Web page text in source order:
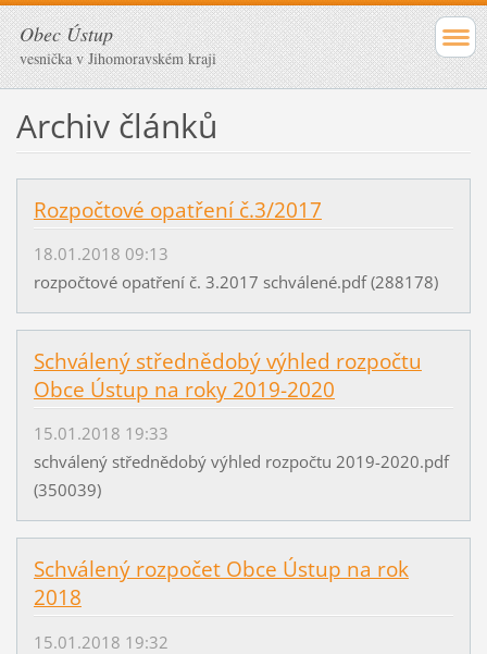
Obec Ústup
vesnička v Jihomoravském kraji
Archiv článků
Rozpočtové opatření č.3/2017
18.01.2018 09:13
rozpočtové opatření č. 3.2017 schválené.pdf (288178)
Schválený střednědobý výhled rozpočtu
Obce Ústup na roky 2019-2020
15.01.2018 19:33
schválený střednědobý výhled rozpočtu 2019-2020.pdf
(350039)
Schválený rozpočet Obce Ústup na rok
2018
15.01.2018 19:32